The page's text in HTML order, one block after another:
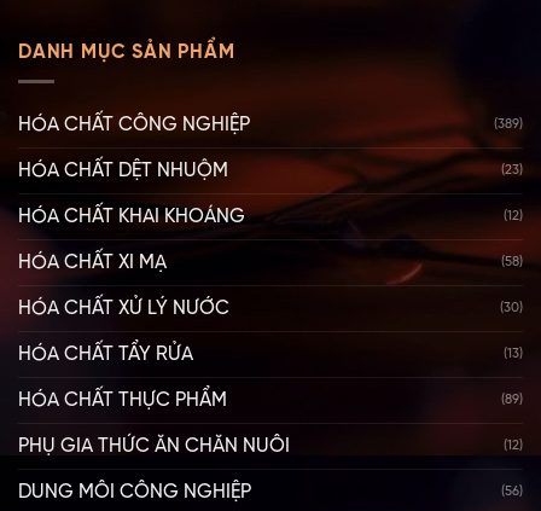
DANH MỤC SẢN PHẨM
HÓA CHẤT CÔNG NGHIỆP (389)
HÓA CHẤT DỆT NHUỘM (23)
HÓA CHẤT KHAI KHOÁNG (12)
HÓA CHẤT XI MẠ (58)
HÓA CHẤT XỬ LÝ NƯỚC (30)
HÓA CHẤT TẨY RỬA (13)
HÓA CHẤT THỰC PHẨM (89)
PHỤ GIA THỨC ĂN CHĂN NUÔI (12)
DUNG MÔI CÔNG NGHIỆP (56)